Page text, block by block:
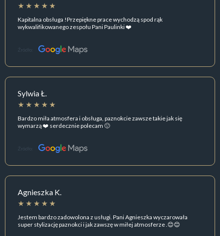
Kapitalna obsługa !Przepiękne prace wychodzą spod rąk
wykwalifikowanego zespołu Pani Paulinki ❤️
Źródło:
Sylwia Ł.
Bardzo miła atmosfera i obsługa, paznokcie zawsze takie jak się
wymarzą ❤️ serdecznie polecam 🙂
Źródło:
Agnieszka K.
Jestem bardzo zadowolona z usługi. Pani Agnieszka wyczarowała
super stylizację paznokci i jak zawszę w miłej atmosferze .😊😊